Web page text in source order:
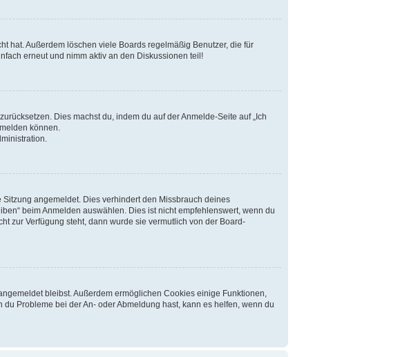
hat. Außerdem löschen viele Boards regelmäßig Benutzer, die für
erneut und nimm aktiv an den Diskussionen teil!
Dies machst du, indem du auf der Anmelde-Seite auf „Ich
können.
angemeldet. Dies verhindert den Missbrauch deines
beim Anmelden auswählen. Dies ist nicht empfehlenswert, wenn du
zur Verfügung steht, dann wurde sie vermutlich von der Board-
bleibst. Außerdem ermöglichen Cookies einige Funktionen,
Probleme bei der An- oder Abmeldung hast, kann es helfen, wenn du